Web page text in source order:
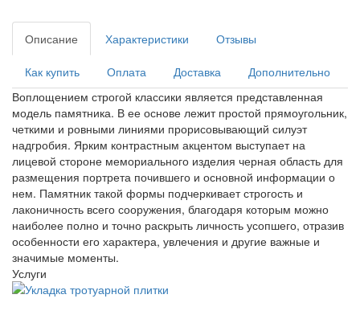
Описание Характеристики Отзывы
Как купить Оплата Доставка
Дополнительно
Воплощением строгой классики является представленная
модель памятника. В ее основе лежит простой прямоугольник,
четкими и ровными линиями прорисовывающий силуэт
надгробия. Ярким контрастным акцентом выступает на
лицевой стороне мемориального изделия черная область для
размещения портрета почившего и основной информации о
нем. Памятник такой формы подчеркивает строгость и
лаконичность всего сооружения, благодаря которым можно
наиболее полно и точно раскрыть личность усопшего, отразив
особенности его характера, увлечения и другие важные и
значимые моменты.
Услуги